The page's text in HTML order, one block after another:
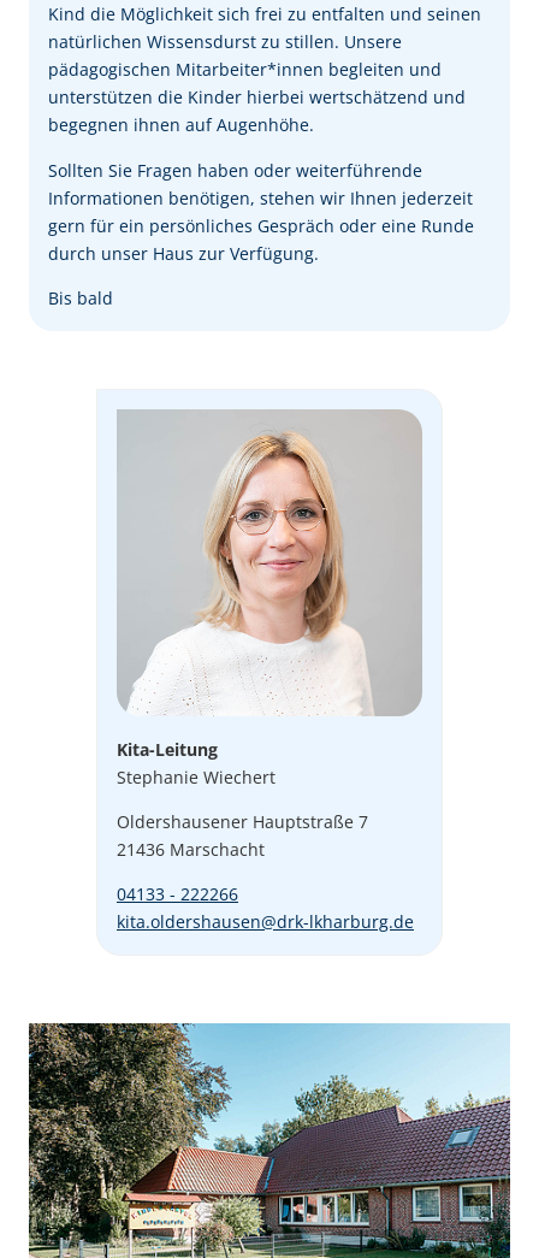
Kind die Möglichkeit sich frei zu entfalten und seinen
natürlichen Wissensdurst zu stillen. Unsere
pädagogischen Mitarbeiter*innen begleiten und
unterstützen die Kinder hierbei wertschätzend und
begegnen ihnen auf Augenhöhe.
Sollten Sie Fragen haben oder weiterführende
Informationen benötigen, stehen wir Ihnen jederzeit
gern für ein persönliches Gespräch oder eine Runde
durch unser Haus zur Verfügung.
Bis bald
Kita-Leitung
Stephanie Wiechert
Oldershausener Hauptstraße 7
21436 Marschacht
04133 - 222266
kita.oldershausen@drk-lkharburg.de